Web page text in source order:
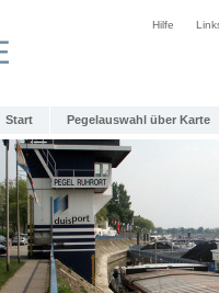
Hilfe
Start Pegelauswahl über Karte